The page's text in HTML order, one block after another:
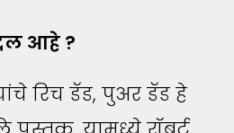
आहे ?
रिच डॅड, पुअर डॅड हे